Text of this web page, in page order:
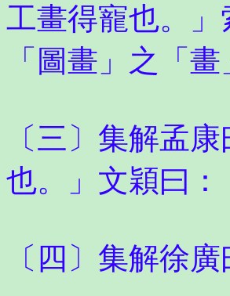
工畫得寵也。
「圖畫」之「
〔三〕集解孟
也。」文穎曰
〔四〕集解徐